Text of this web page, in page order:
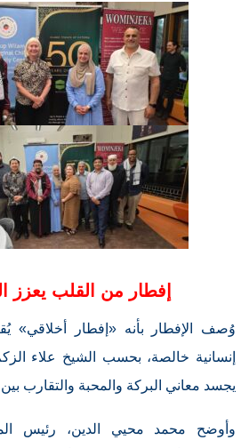
إفطار من القلب يعزز
وُصف الإفطار بأنه «إفطار أخلاقي»
إنسانية خالصة، بحسب الشيخ علاء
يجسد معاني البركة والمحبة والتقارب
وأوضح محمد محيي الدين، رئيس